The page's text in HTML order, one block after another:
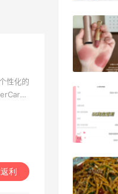
性化的
利
么时候
黑五